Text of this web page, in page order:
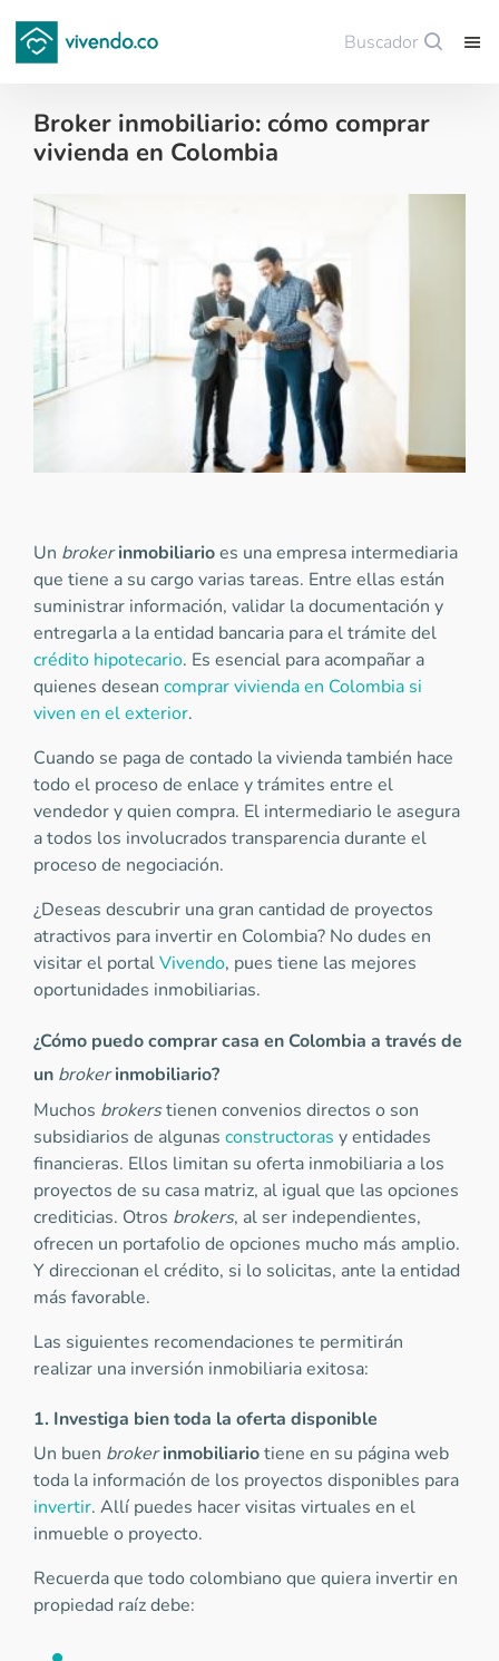
Buscador
Broker inmobiliario: cómo comprar
vivienda en Colombia
Tips para comprar vivienda nueva - 2020-03-06
Un brokerinmobiliarioes una empresa intermediaria
que tiene a su cargo varias tareas. Entre ellas están
suministrar información, validar la documentación y
entregarla a la entidad bancaria para el trámite del
crédito hipotecario. Es esencial para acompañar a
quienes desean comprar vivienda en Colombia si
viven en el exterior.
Cuando se paga de contado la vivienda también hace
todo el proceso de enlace y trámites entre el
vendedor y quien compra. El intermediario le asegura
a todos los involucrados transparencia durante el
proceso de negociación.
¿Deseas descubrir una gran cantidad de proyectos
atractivos para invertir en Colombia? No dudes en
visitar el portalVivendo, pues tiene las mejores
oportunidades inmobiliarias.
¿Cómo puedo comprar casa en Colombia a través de
un brokerinmobiliario?
Muchos brokerstienen convenios directos o son
subsidiarios de algunas constructoras y entidades
financieras. Ellos limitan su oferta inmobiliaria a los
proyectos de su casa matriz, al igual que las opciones
crediticias. Otros brokers, al ser independientes,
ofrecen un portafolio de opciones mucho más amplio.
Y direccionan el crédito, si lo solicitas, ante la entidad
más favorable.
Las siguientes recomendaciones te permitirán
realizar una inversión inmobiliaria exitosa:
1. Investiga bien toda la oferta disponible
Un buen brokerinmobiliariotiene en su página web
toda la información de los proyectos disponibles para
invertir. Allí puedes hacer visitas virtuales en el
inmueble o proyecto.
Recuerda que todo colombiano que quiera invertir en
propiedad raíz debe:
Guardar